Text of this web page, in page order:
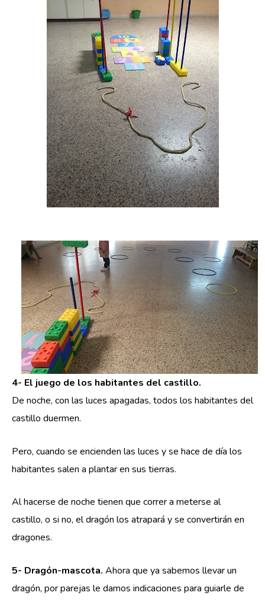
4- El juego de los habitantes del castillo.
De noche, con las luces apagadas, todos los habitantes del
castillo duermen.
Pero, cuando se encienden las luces y se hace de día los
habitantes salen a plantar en sus tierras.
Al hacerse de noche tienen que correr a meterse al
castillo, o si no, el dragón los atrapará y se convertirán en
dragones.
5- Dragón-mascota. Ahora que ya sabemos llevar un
dragón, por parejas le damos indicaciones para guiarle de